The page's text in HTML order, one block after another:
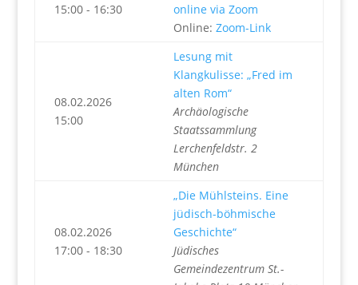
15:00 - 16:30
online via Zoom
Online: Zoom-Link
08.02.2026
15:00
Lesung mit
Klangkulisse: „Fred im
alten Rom“
Archäologische
Staatssammlung
Lerchenfeldstr. 2
München
08.02.2026
17:00 - 18:30
„Die Mühlsteins. Eine
jüdisch-böhmische
Geschichte“
Jüdisches
Gemeindezentrum St.-